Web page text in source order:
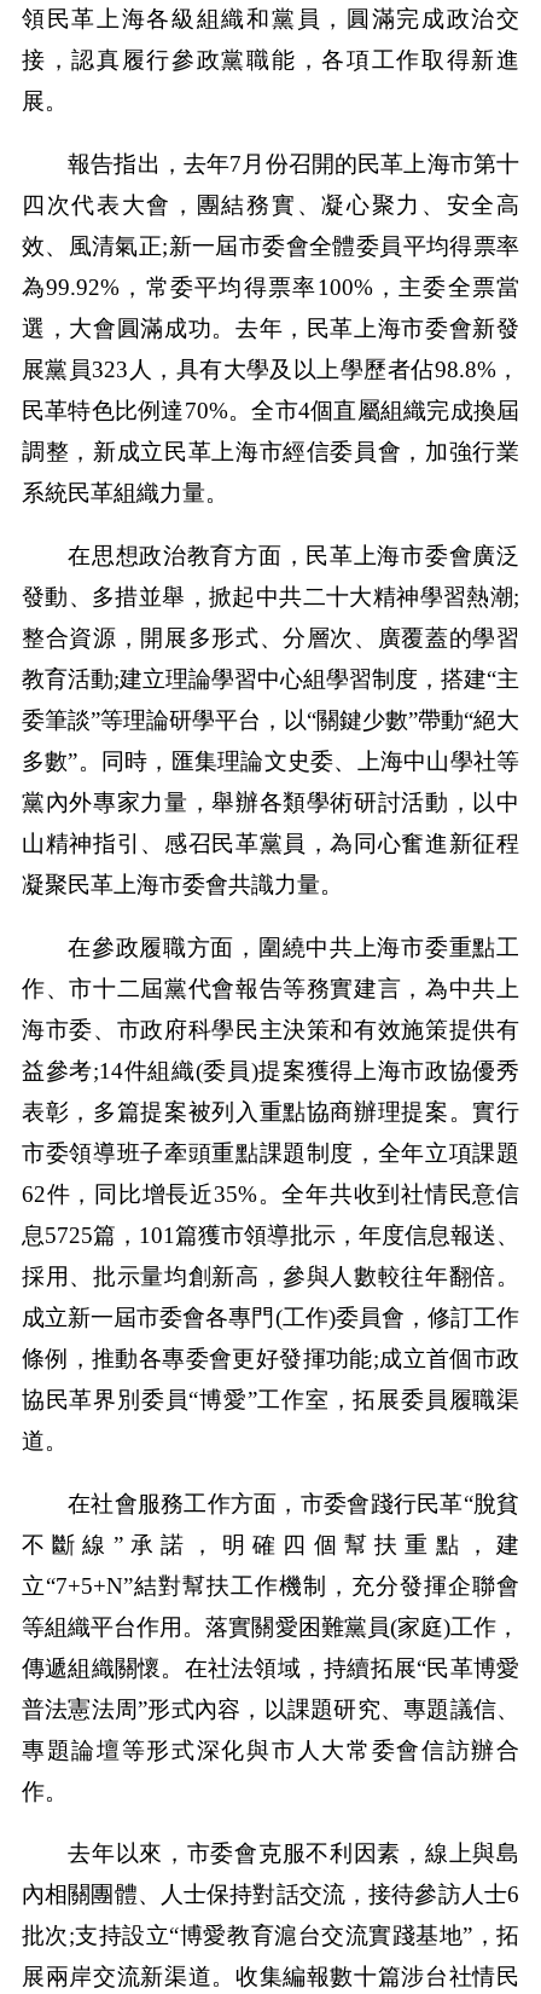
領民革上海各級組織和黨員，圓滿完成政治交
接，認真履行參政黨職能，各項工作取得新進
展。
報告指出，去年7月份召開的民革上海市第十
四次代表大會，團結務實、凝心聚力、安全高
效、風清氣正;新一屆市委會全體委員平均得票率
為99.92%，常委平均得票率100%，主委全票當
選，大會圓滿成功。去年，民革上海市委會新發
展黨員323人，具有大學及以上學歷者佔98.8%，
民革特色比例達70%。全市4個直屬組織完成換屆
調整，新成立民革上海市經信委員會，加強行業
系統民革組織力量。
在思想政治教育方面，民革上海市委會廣泛
發動、多措並舉，掀起中共二十大精神學習熱潮;
整合資源，開展多形式、分層次、廣覆蓋的學習
教育活動;建立理論學習中心組學習制度，搭建“主
委筆談”等理論研學平台，以“關鍵少數”帶動“絕大
多數”。同時，匯集理論文史委、上海中山學社等
黨內外專家力量，舉辦各類學術研討活動，以中
山精神指引、感召民革黨員，為同心奮進新征程
凝聚民革上海市委會共識力量。
在參政履職方面，圍繞中共上海市委重點工
作、市十二屆黨代會報告等務實建言，為中共上
海市委、市政府科學民主決策和有效施策提供有
益參考;14件組織(委員)提案獲得上海市政協優秀
表彰，多篇提案被列入重點協商辦理提案。實行
市委領導班子牽頭重點課題制度，全年立項課題
62件，同比增長近35%。全年共收到社情民意信
息5725篇，101篇獲市領導批示，年度信息報送、
採用、批示量均創新高，參與人數較往年翻倍。
成立新一屆市委會各專門(工作)委員會，修訂工作
條例，推動各專委會更好發揮功能;成立首個市政
協民革界別委員“博愛”工作室，拓展委員履職渠
道。
在社會服務工作方面，市委會踐行民革“脫貧
不斷線”承諾，明確四個幫扶重點，建
立“7+5+N”結對幫扶工作機制，充分發揮企聯會
等組織平台作用。落實關愛困難黨員(家庭)工作，
傳遞組織關懷。在社法領域，持續拓展“民革博愛
普法憲法周”形式內容，以課題研究、專題議信、
專題論壇等形式深化與市人大常委會信訪辦合
作。
去年以來，市委會克服不利因素，線上與島
內相關團體、人士保持對話交流，接待參訪人士6
批次;支持設立“博愛教育滬台交流實踐基地”，拓
展兩岸交流新渠道。收集編報數十篇涉台社情民